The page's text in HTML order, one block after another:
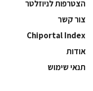
הצטרפות לניוזלטר
צור קשר
Chiportal Index
אודות
תנאי שימוש